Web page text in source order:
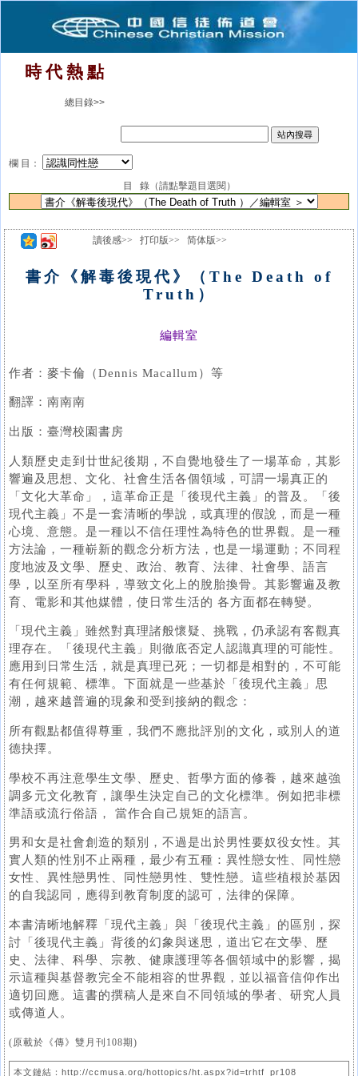
時 代 熱 點
總目錄>>
欄 目：
目 錄（請點擊題目選閱）
讀後感>> 打印版>> 简体版>>
書介《解毒後現代》（The Death of
Truth）
編輯室
作者：麥卡倫（Dennis Macallum）等
翻譯：南南南
出版：臺灣校園書房
人類歷史走到廿世紀後期，不自覺地發生了一場革命，其影
響遍及思想、文化、社會生活各個領域，可謂一場真正的
「文化大革命」，這革命正是「後現代主義」的普及。「後
現代主義」不是一套清晰的學說，或真理的假說，而是一種
心境、意態。是一種以不信任理性為特色的世界觀。是一種
方法論，一種嶄新的觀念分析方法，也是一場運動；不同程
度地波及文學、歷史、政治、教育、法律、社會學、語言
學，以至所有學科，導致文化上的脫胎換骨。其影響遍及教
育、電影和其他媒體，使日常生活的 各方面都在轉變。
「現代主義」雖然對真理諸般懷疑、挑戰，仍承認有客觀真
理存在。「後現代主義」則徹底否定人認識真理的可能性。
應用到日常生活，就是真理已死；一切都是相對的，不可能
有任何規範、標準。下面就是一些基於「後現代主義」思
潮，越來越普遍的現象和受到接納的觀念：
所有觀點都值得尊重，我們不應批評別的文化，或別人的道
德抉擇。
學校不再注意學生文學、歷史、哲學方面的修養，越來越強
調多元文化教育，讓學生決定自己的文化標準。例如把非標
準語或流行俗語， 當作合自己規矩的語言。
男和女是社會創造的類別，不過是出於男性要奴役女性。其
實人類的性別不止兩種，最少有五種：異性戀女性、同性戀
女性、異性戀男性、同性戀男性、雙性戀。這些植根於基因
的自我認同，應得到教育制度的認可，法律的保障。
本書清晰地解釋「現代主義」與「後現代主義」的區別，探
討「後現代主義」背後的幻象與迷思，道出它在文學、歷
史、法律、科學、宗教、健康護理等各個領域中的影響，揭
示這種與基督教完全不能相容的世界觀，並以福音信仰作出
適切回應。這書的撰稿人是來自不同領域的學者、研究人員
或傳道人。
(原載於《傳》雙月刊108期)
本文鏈結：http://ccmusa.org/hottopics/ht.aspx?id=trhtf_pr108